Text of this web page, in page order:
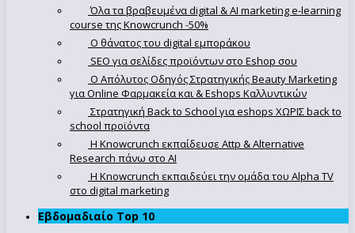
Όλα τα βραβευμένα digital & AI marketing e-learning
course της Knowcrunch -50%
Ο θάνατος του digital εμποράκου
SEO για σελίδες προϊόντων στο Eshop σου
Ο Απόλυτoς Οδηγός Στρατηγικής Beauty Marketing
για Online Φαρμακεία και & Eshops Καλλυντικών
Στρατηγική Back to School για eshops ΧΩΡΙΣ back to
school προϊόντα
Η Knowcrunch εκπαίδευσε Attp & Alternative
Research πάνω στο ΑΙ
Η Knowcrunch εκπαιδεύει την ομάδα του Alpha TV
στο digital marketing
Εβδομαδιαίο Top 10